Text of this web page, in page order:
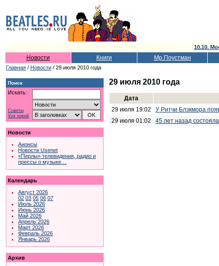
10.10.
Новости Книги Мр.Поустман
Главная / Новости / 29 июля 2010 года
Поиск
Искать:
Советы
Vox populi
Новости
Анонсы
Новости Usenet
«Перлы» телевидения, радио и
прессы о музыке…
Календарь
Август 2026
02 03 05 06 07
Июль 2026
Июнь 2026
Май 2026
Апрель 2026
Март 2026
Февраль 2026
Январь 2026
Архив
29 июля 2010 года
Дата
29 июля 19:02
У Ритчи Блэкмора
29 июля 01:02
45 лет назад